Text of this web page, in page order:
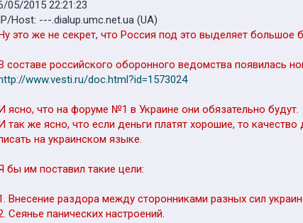
05/2015 22:21:23
Host: ---.dialup.umc.net.ua (UA)
это же не секрет, что Россия под это выделяет большое
составе российского оборонного ведомства появилась
www.vesti.ru/doc.html?id=1573024
ясно, что на форуме №1 в Украине они обязательно будут.
так же ясно, что если деньги платят хорошие, то
на украинском языке.
бы им поставил такие цели:
Внесение раздора между сторонниками разных сил
Сеянье панических настроений.